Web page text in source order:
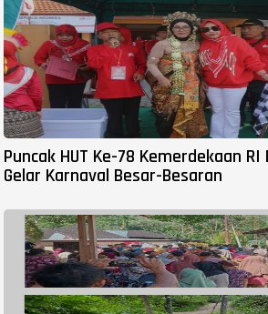
Puncak HUT Ke-78 Kemerdekaan RI
Gelar Karnaval Besar-Besaran